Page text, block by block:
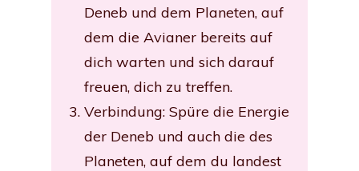
Deneb und dem Planeten, auf
dem die Avianer bereits auf
dich warten und sich darauf
freuen, dich zu treffen.
Verbindung: Spüre die Energie
der Deneb und auch die des
Planeten, auf dem du landest